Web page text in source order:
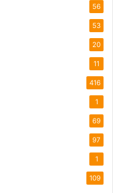
56
53
20
11
416
1
69
97
1
109